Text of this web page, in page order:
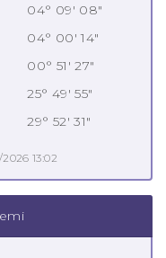
04° 09' 08"
04° 00' 14"
00° 51' 27"
25° 49' 55"
29° 52' 31"
13:02